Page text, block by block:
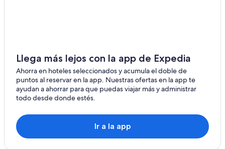
Llega más lejos con la app de Expedia
Ahorra en hoteles seleccionados y acumula el doble de
puntos al reservar en la app. Nuestras ofertas en la app te
ayudan a ahorrar para que puedas viajar más y administrar
todo desde donde estés.
Ir a la app